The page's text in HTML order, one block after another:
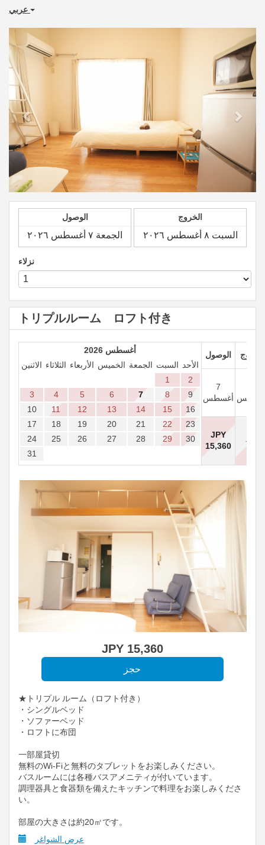
Previous Next
الوصول الخروج
نزلاء
トリプルルーム ロフト付き
أغسطس 2026
الاثنين الثلاثاء الأربعاء الخميس الجمعة السبت الأحد
1
2
3
4 5 6 7 8
9
10
11 12 13 14 15
16
17
18 19 20 21 22
23
24
25 26 27 28 29
30
31
الوصول الخروج
7
أغسطس
JPY
15,360
- - -
JPY 15,360
★トリプル ルーム（ロフト付き）
・シングルベッド
・ソファーベッド
・ロフトに布団
一部屋貸切
無料のWi-Fiと無料のタブレットをお楽しみください。
バスルームには各種バスアメニティが付いています。
調理器具と食器類を備えたキッチンで料理をお楽しみくださ
い。
部屋の大きさは約20㎡です。
عرض الشواغر